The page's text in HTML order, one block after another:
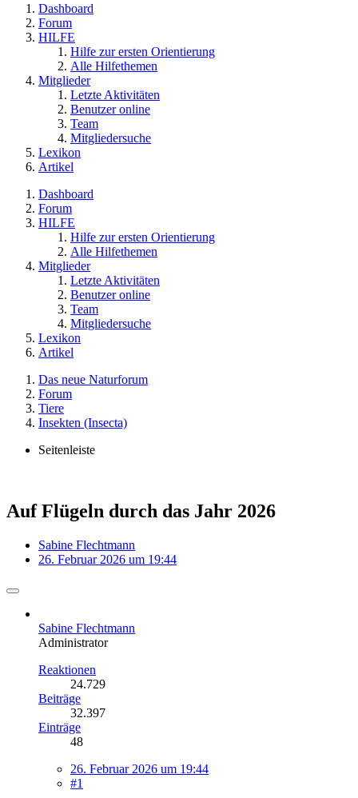
Dashboard
Forum
HILFE
Hilfe zur ersten Orientierung
Alle Hilfethemen
Mitglieder
Letzte Aktivitäten
Benutzer online
Team
Mitgliedersuche
Lexikon
Artikel
Dashboard
Forum
HILFE
Hilfe zur ersten Orientierung
Alle Hilfethemen
Mitglieder
Letzte Aktivitäten
Benutzer online
Team
Mitgliedersuche
Lexikon
Artikel
Das neue Naturforum
Forum
Tiere
Insekten (Insecta)
Seitenleiste
Auf Flügeln durch das Jahr 2026
Sabine Flechtmann
26. Februar 2026 um 19:44
Sabine Flechtmann
Administrator
Reaktionen
24.729
Beiträge
32.397
Einträge
48
26. Februar 2026 um 19:44
#1